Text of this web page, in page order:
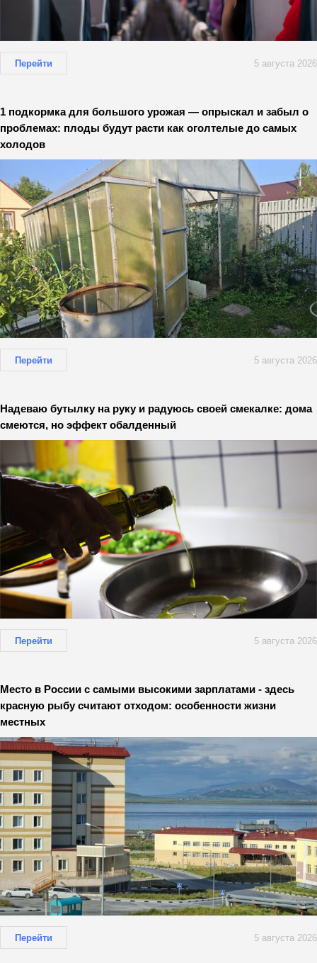
Перейти 5 августа 2026
1 подкормка для большого урожая — опрыскал и забыл о
проблемах: плоды будут расти как оголтелые до самых
холодов
Перейти 5 августа 2026
Надеваю бутылку на руку и радуюсь своей смекалке: дома
смеются, но эффект обалденный
Перейти 5 августа 2026
Место в России с самыми высокими зарплатами - здесь
красную рыбу считают отходом: особенности жизни
местных
Перейти 5 августа 2026